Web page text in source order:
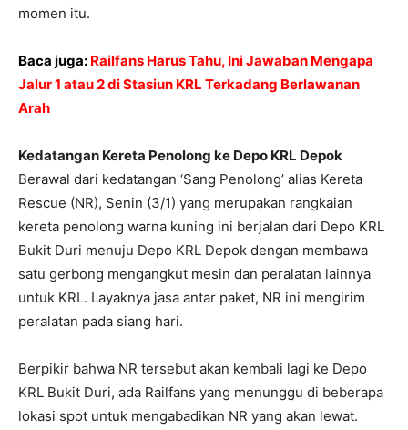
momen itu.
Baca juga: Railfans Harus Tahu, Ini Jawaban Mengapa
Jalur 1 atau 2 di Stasiun KRL Terkadang Berlawanan
Arah
Kedatangan Kereta Penolong ke Depo KRL Depok
Berawal dari kedatangan ‘Sang Penolong’ alias Kereta
Rescue (NR), Senin (3/1) yang merupakan rangkaian
kereta penolong warna kuning ini berjalan dari Depo KRL
Bukit Duri menuju Depo KRL Depok dengan membawa
satu gerbong mengangkut mesin dan peralatan lainnya
untuk KRL. Layaknya jasa antar paket, NR ini mengirim
peralatan pada siang hari.
Berpikir bahwa NR tersebut akan kembali lagi ke Depo
KRL Bukit Duri, ada Railfans yang menunggu di beberapa
lokasi spot untuk mengabadikan NR yang akan lewat.